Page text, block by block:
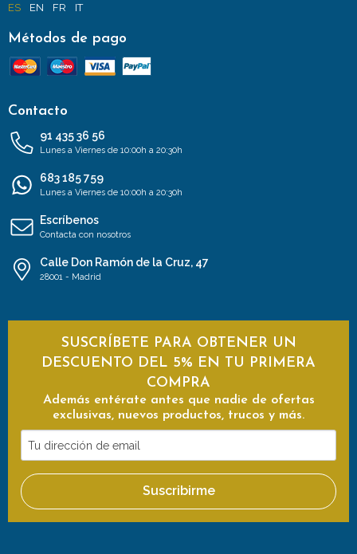
ES EN FR IT
Métodos de pago
Contacto
91 435 36 56
Lunes a Viernes de 10:00h a 20:30h
683 185 759
Lunes a Viernes de 10:00h a 20:30h
Escríbenos
Contacta con nosotros
Calle Don Ramón de la Cruz, 47
28001 - Madrid
SUSCRÍBETE PARA OBTENER UN
DESCUENTO DEL 5% EN TU PRIMERA
COMPRA
Además entérate antes que nadie de ofertas
exclusivas, nuevos productos, trucos y más.
Tu
dirección
de
email
Suscribirme